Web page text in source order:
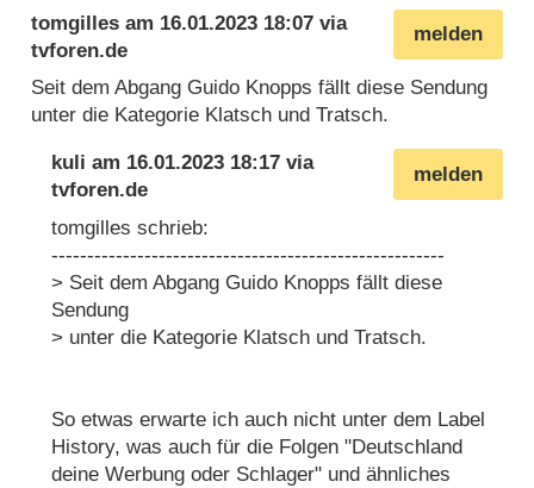
melden
tomgilles am 16.01.2023 18:07 via
tvforen.de
Seit dem Abgang Guido Knopps fällt diese Sendung
unter die Kategorie Klatsch und Tratsch.
melden
kuli am 16.01.2023 18:17 via
tvforen.de
tomgilles schrieb:
-------------------------------------------------------
> Seit dem Abgang Guido Knopps fällt diese
Sendung
> unter die Kategorie Klatsch und Tratsch.
So etwas erwarte ich auch nicht unter dem Label
History, was auch für die Folgen "Deutschland
deine Werbung oder Schlager" und ähnliches